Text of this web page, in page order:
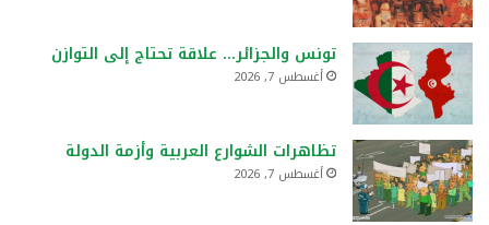
تونس والجزائر… علاقة تحتاج إلى التوازن
أغسطس 7, 2026
تظاهرات الشوارع العربية وأزمة الدولة
أغسطس 7, 2026